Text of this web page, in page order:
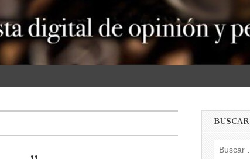
BUSCAR
Buscar: